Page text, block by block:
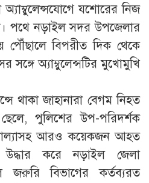
যশোরের নিজ
পথে নড়াইল সদর উপজেলার
পৌঁছালে বিপরীত দিক থেকে
সঙ্গে অ্যাম্বুলেন্সটির মুখোমুখি
থাকা জাহানারা বেগম নিহত
পুলিশের উপ-পরিদর্শক
আরও কয়েকজন আহত
উদ্ধার করে নড়াইল জেলা
জরুরি বিভাগের কর্তব্যরত